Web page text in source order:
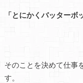
「とにかくバッターボ
そのことを決めて仕事
す。